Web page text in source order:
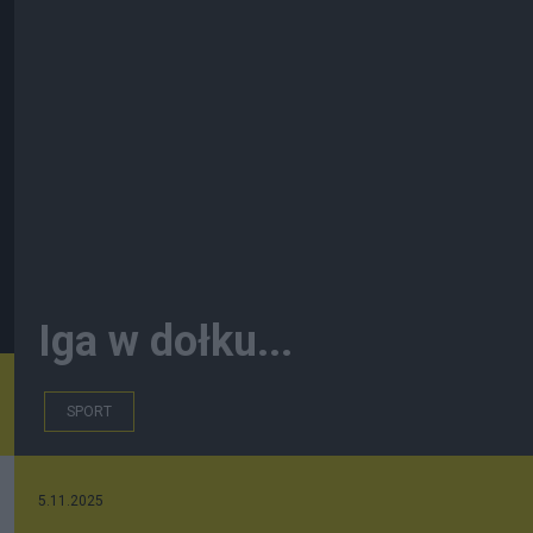
Iga w dołku...
SPORT
5.11.2025